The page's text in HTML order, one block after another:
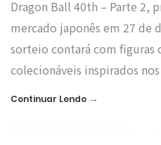
Dragon Ball 40th – Parte 2,
mercado japonês em 27 de
sorteio contará com figuras
colecionáveis inspirados
Continuar Lendo →